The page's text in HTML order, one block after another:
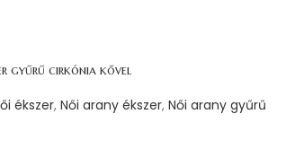
gyűrű cirkónia kővel
ékszer, Női arany ékszer, Női arany gyűrű